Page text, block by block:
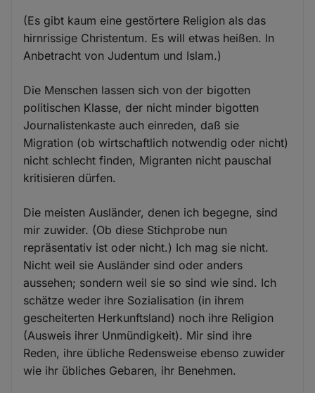
(Es gibt kaum eine gestörtere Religion als das
hirnrissige Christentum. Es will etwas heißen. In
Anbetracht von Judentum und Islam.)
Die Menschen lassen sich von der bigotten
politischen Klasse, der nicht minder bigotten
Journalistenkaste auch einreden, daß sie
Migration (ob wirtschaftlich notwendig oder nicht)
nicht schlecht finden, Migranten nicht pauschal
kritisieren dürfen.
Die meisten Ausländer, denen ich begegne, sind
mir zuwider. (Ob diese Stichprobe nun
repräsentativ ist oder nicht.) Ich mag sie nicht.
Nicht weil sie Ausländer sind oder anders
aussehen; sondern weil sie so sind wie sind. Ich
schätze weder ihre Sozialisation (in ihrem
gescheiterten Herkunftsland) noch ihre Religion
(Ausweis ihrer Unmündigkeit). Mir sind ihre
Reden, ihre übliche Redensweise ebenso zuwider
wie ihr übliches Gebaren, ihr Benehmen.